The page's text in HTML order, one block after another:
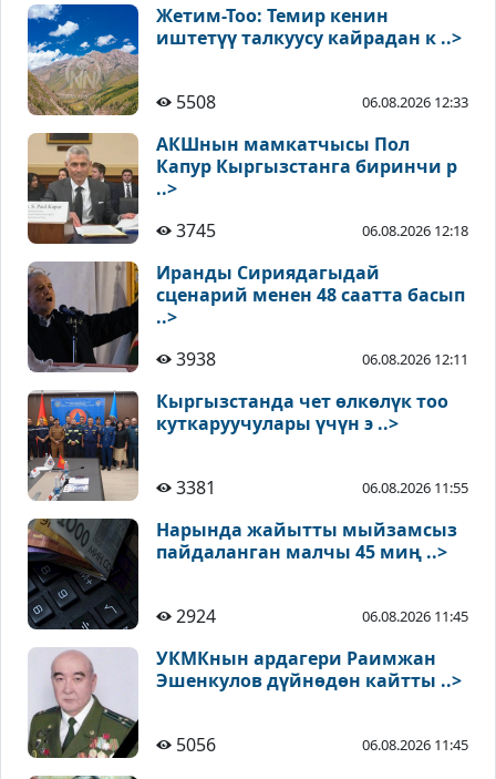
Жетим-Тоо: Темир кенин
иштетүү талкуусу кайрадан к ..>
5508 06.08.2026 12:33
АКШнын мамкатчысы Пол
Капур Кыргызстанга биринчи р
..>
3745
06.08.2026 12:18
Иранды Сириядагыдай
сценарий менен 48 саатта басып
..>
3938
06.08.2026 12:11
Кыргызстанда чет өлкөлүк тоо
куткаруучулары үчүн э ..>
3381 06.08.2026 11:55
Нарында жайытты мыйзамсыз
пайдаланган малчы 45 миң ..>
2924 06.08.2026 11:45
УКМКнын ардагери Раимжан
Эшенкулов дүйнөдөн кайтты ..>
5056 06.08.2026 11:45